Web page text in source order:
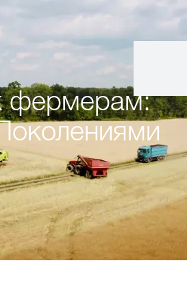
фермерам: